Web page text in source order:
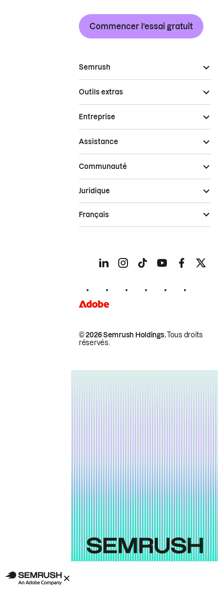
Commencer l’essai gratuit
Semrush
Outils extras
Entreprise
Assistance
Communauté
© 2026 Semrush Holdings.Tous droits
réservés.
Juridique
Français